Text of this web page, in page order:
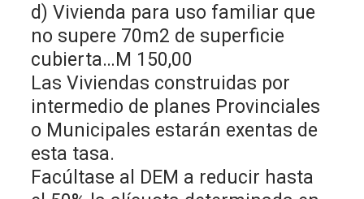
d) Vivienda para uso familiar que
no supere 70m2 de superficie
cubierta…M 150,00
Las Viviendas construidas por
intermedio de planes Provinciales
o Municipales estarán exentas de
esta tasa.
Facúltase al DEM a reducir hasta